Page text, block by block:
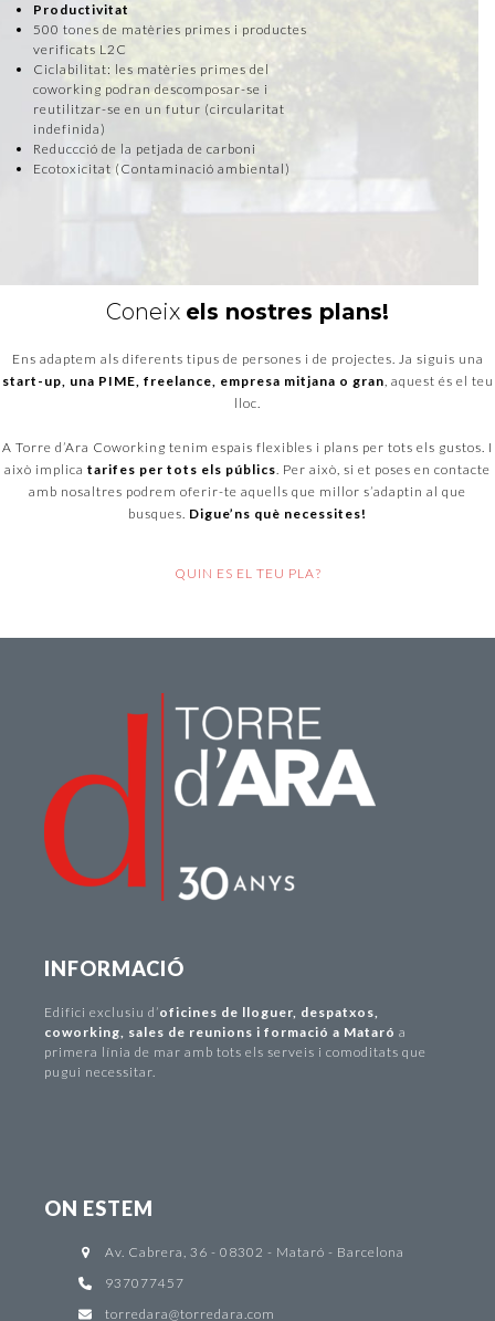
Productivitat
500 tones de matèries primes i productes
verificats L2C
Ciclabilitat: les matèries primes del
coworking podran descomposar-se i
reutilitzar-se en un futur (circularitat
indefinida)
Reduccció de la petjada de carboni
Ecotoxicitat (Contaminació ambiental)
Coneix els nostres plans!
Ens adaptem als diferents tipus de persones i de projectes. Ja siguis una
start-up, una PIME, freelance, empresa mitjana o gran, aquest és el teu
lloc.
A Torre d’Ara Coworking tenim espais flexibles i plans per tots els gustos. I
això implica tarifes per tots els públics. Per això, si et poses en contacte
amb nosaltres podrem oferir-te aquells que millor s’adaptin al que
busques. Digue’ns què necessites!
QUIN ES EL TEU PLA?
INFORMACIÓ
Edifici exclusiu d ’oficines de lloguer, despatxos,
coworking, sales de reunions i formació a Mataró a
primera línia de mar amb tots els serveis i comoditats que
pugui necessitar.
ON ESTEM
Av. Cabrera, 36 - 08302 - Mataró - Barcelona
937077457
torredara@torredara.com